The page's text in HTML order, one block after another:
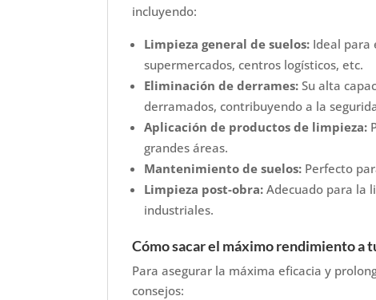
incluyendo:
Limpieza general de suelos: Ideal para
supermercados, centros logísticos, etc.
Eliminación de derrames: Su alta
derramados, contribuyendo a la
Aplicación de productos de limpieza:
grandes áreas.
Mantenimiento de suelos: Perfecto
Limpieza post-obra: Adecuado para la
industriales.
Cómo sacar el máximo rendimiento a
Para asegurar la máxima eficacia y
consejos: